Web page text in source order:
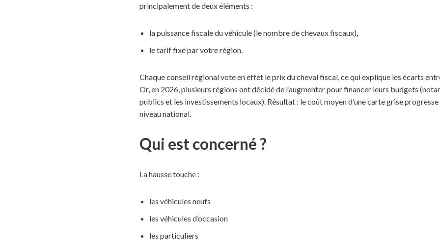
principalement de deux éléments :
la puissance fiscale du véhicule (le nombre de chevaux fiscaux),
le tarif fixé par votre région.
Chaque conseil régional vote en effet le prix du cheval fiscal, ce qui explique les écarts
Or, en 2026, plusieurs régions ont décidé de l’augmenter pour financer leurs budgets
publics et les investissements locaux). Résultat : le coût moyen d’une carte grise progresse
niveau national.
Qui est concerné ?
La hausse touche :
les véhicules neufs
les véhicules d’occasion
les particuliers